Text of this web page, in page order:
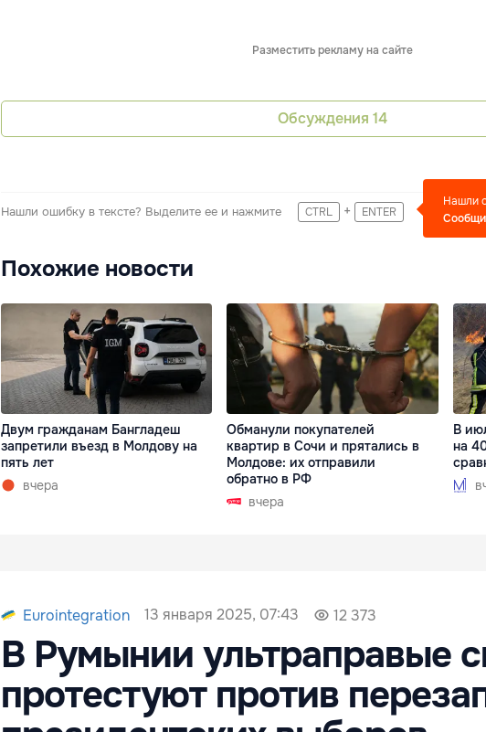
Разместить рекламу на сайте
Обсуждения 14
Нашли ошибку в тексте? Выделите ее и нажмите CTRL + ENTER
Нашли
Похожие новости
Двум гражданам Бангладеш
запретили въезд в Молдову на
пять лет
вчера
Обманули покупателей
квартир в Сочи и прятались в
Молдове: их отправили
обратно в РФ
вчера
В
на
Eurointegration 13 января 2025, 07:43 12 373
В Румынии ультраправые
протестуют против